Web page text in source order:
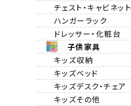
チェスト・キャビネット
ハンガーラック
ドレッサー・化粧台
子供家具
キッズ収納
キッズベッド
キッズデスク・チェア
キッズその他